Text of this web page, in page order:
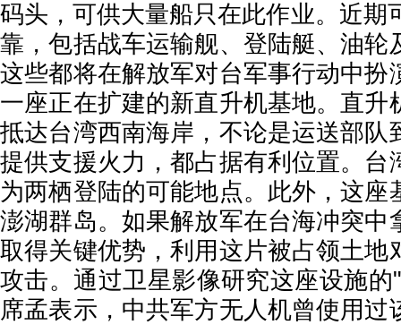
码头，可供大量船只在此作业。近期
靠，包括战车运输舰、登陆艇、油轮
这些都将在解放军对台军事行动中扮
一座正在扩建的新直升机基地。直升
抵达台湾西南海岸，不论是运送部队
提供支援火力，都占据有利位置。台
为两栖登陆的可能地点。此外，这座
澎湖群岛。如果解放军在台海冲突中
取得关键优势，利用这片被占领土地
攻击。通过卫星影像研究这座设施
席孟表示，中共军方无人机曾使用过